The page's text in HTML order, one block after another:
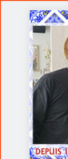
Skip
to
content